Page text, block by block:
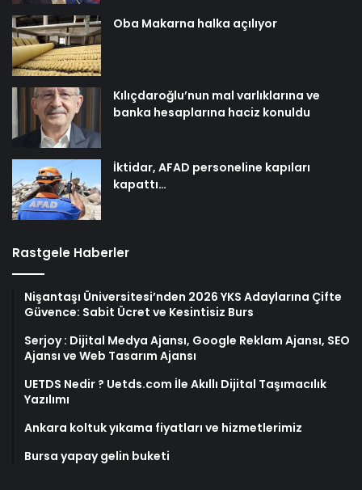
Oba Makarna halka açılıyor
Kılıçdaroğlu’nun mal varlıklarına ve
banka hesaplarına haciz konuldu
İktidar, AFAD personeline kapıları
kapattı…
Rastgele Haberler
Nişantaşı Üniversitesi’nden 2026 YKS Adaylarına Çifte
Güvence: Sabit Ücret ve Kesintisiz Burs
Serjoy : Dijital Medya Ajansı, Google Reklam Ajansı, SEO
Ajansı ve Web Tasarım Ajansı
UETDS Nedir ? Uetds.com İle Akıllı Dijital Taşımacılık
Yazılımı
Ankara koltuk yıkama fiyatları ve hizmetlerimiz
Bursa yapay gelin buketi